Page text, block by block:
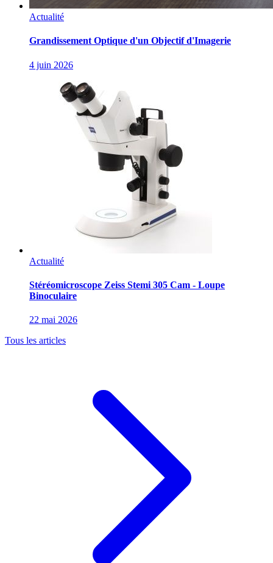
Actualité
Grandissement Optique d'un Objectif d'Imagerie
4 juin 2026
Actualité
Stéréomicroscope Zeiss Stemi 305 Cam - Loupe
Binoculaire
22 mai 2026
Tous les articles